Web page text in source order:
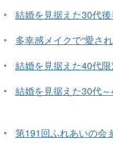
•
結婚を見据えた30代
•
多幸感メイクで“愛さ
•
結婚を見据えた40代
• 結婚を見据えた30代
•
第191回ふれあいの会